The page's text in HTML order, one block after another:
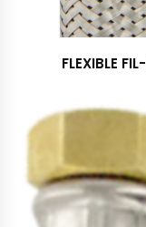
FLEXIBLE